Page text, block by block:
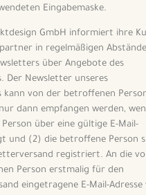
Eingabemaske.
GmbH informiert ihre
in regelmäßigen
über Angebote des
Der Newsletter unseres
kann von der betroffenen
dann empfangen werden,
über eine gültige E-Mail-
und (2) die betroffene Person
registriert. An die
Person erstmalig für den
eingetragene E-Mail-Adresse